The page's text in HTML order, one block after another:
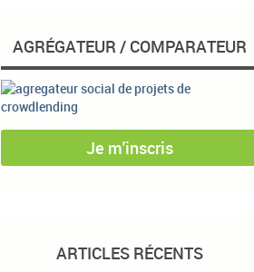
AGRÉGATEUR / COMPARATEUR
Je m'inscris
ARTICLES RÉCENTS